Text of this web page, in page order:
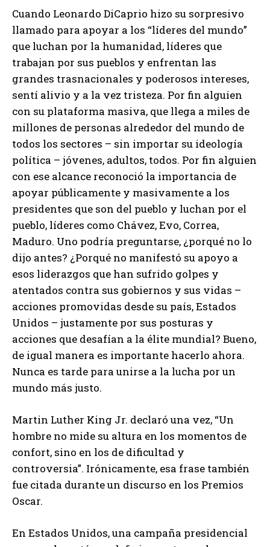
Cuando Leonardo DiCaprio hizo su sorpresivo
llamado para apoyar a los “líderes del mundo”
que luchan por la humanidad, líderes que
trabajan por sus pueblos y enfrentan las
grandes trasnacionales y poderosos intereses,
sentí alivio y a la vez tristeza. Por fin alguien
con su plataforma masiva, que llega a miles de
millones de personas alrededor del mundo de
todos los sectores – sin importar su ideología
política – jóvenes, adultos, todos. Por fin alguien
con ese alcance reconoció la importancia de
apoyar públicamente y masivamente a los
presidentes que son del pueblo y luchan por el
pueblo, líderes como Chávez, Evo, Correa,
Maduro. Uno podría preguntarse, ¿porqué no lo
dijo antes? ¿Porqué no manifestó su apoyo a
esos liderazgos que han sufrido golpes y
atentados contra sus gobiernos y sus vidas –
acciones promovidas desde su país, Estados
Unidos – justamente por sus posturas y
acciones que desafían a la élite mundial? Bueno,
de igual manera es importante hacerlo ahora.
Nunca es tarde para unirse a la lucha por un
mundo más justo.
Martin Luther King Jr. declaró una vez, “Un
hombre no mide su altura en los momentos de
confort, sino en los de dificultad y
controversia”. Irónicamente, esa frase también
fue citada durante un discurso en los Premios
Oscar.
En Estados Unidos, una campaña presidencial